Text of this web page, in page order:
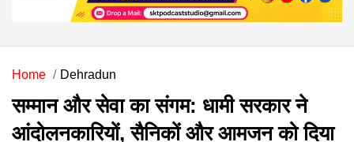
Home Dehradun
सम्मान और सेवा का संगम: धामी सरकार ने
आंदोलनकारियों, सैनिकों और आमजन को दिया